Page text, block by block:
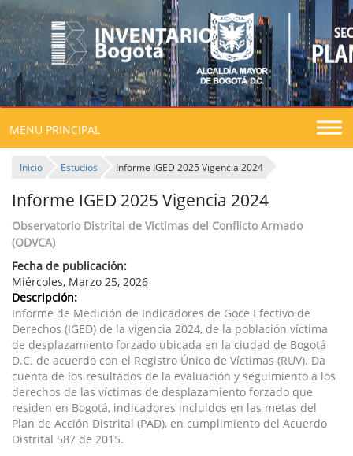
MENU PRINCIPAL
Inicio Estudios Informe IGED 2025 Vigencia 2024
Informe IGED 2025 Vigencia 2024
Observatorio Distrital de Víctimas del Conflicto Armado
(ODVCA)
Fecha de publicación:
Miércoles, Marzo 25, 2026
Descripción:
Informe de Medición de Indicadores de Goce Efectivo de
Derechos (IGED) de la vigencia 2024, de la población víctima
de desplazamiento forzado ubicada en la ciudad de Bogotá
D.C. de acuerdo con el Registro Único de Víctimas (RUV). Da
cuenta de los resultados de la evaluación y seguimiento a los
derechos de las víctimas de desplazamiento forzado que
residen en Bogotá, indicadores incluidos en las metas del
Plan de Acción Distrital (PAD), en cumplimiento del Acuerdo
Distrital 587 de 2015.